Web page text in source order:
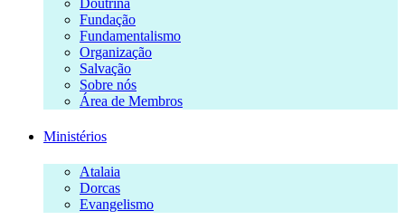
Fundação
Fundamentalismo
Organização
Salvação
Sobre nós
Área de Membros
Ministérios
Atalaia
Dorcas
Evangelismo